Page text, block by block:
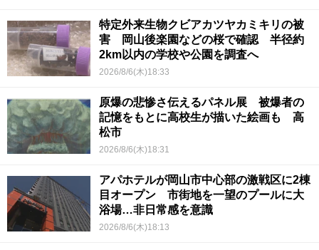
特定外来生物クビアカツヤカミキリの被
害 岡山後楽園などの桜で確認 半径約
2km以内の学校や公園を調査へ
2026/8/6(木)18:33
原爆の悲惨さ伝えるパネル展 被爆者の
記憶をもとに高校生が描いた絵画も 高
松市
2026/8/6(木)18:31
アパホテルが岡山市中心部の激戦区に2棟
目オープン 市街地を一望のプールに大
浴場…非日常感を意識
2026/8/6(木)18:13